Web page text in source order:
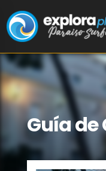
Guía de